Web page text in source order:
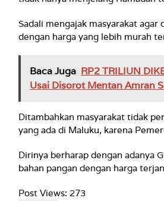
Sadali mengajak masyarakat
dengan harga yang lebih murah
Baca Juga RP2 TRILIUN
Usai Disorot Mentan Amran
Ditambahkan masyarakat tidak
yang ada di Maluku, karena
Dirinya berharap dengan adanya
bahan pangan dengan harga
Post Views: 273